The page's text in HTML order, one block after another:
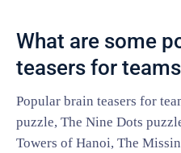
What are some
teasers for
Popular brain teasers for
puzzle, The Nine Dots
Towers of Hanoi, The